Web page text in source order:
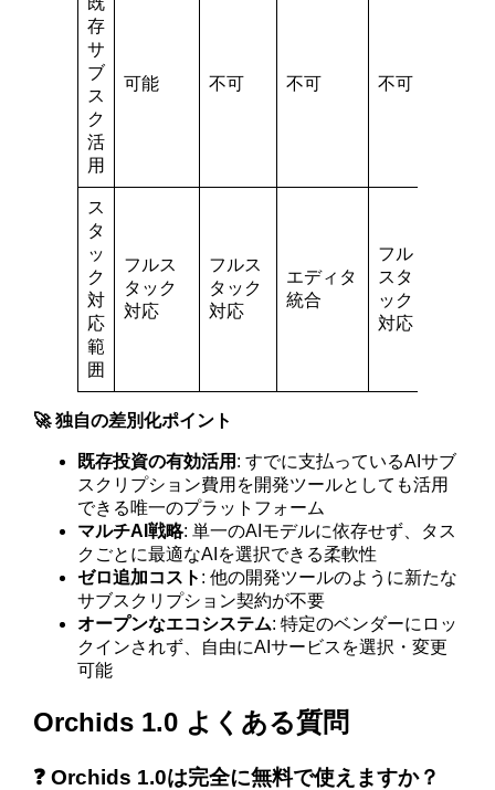
存
サ
ブ
ス
ク
活
用
可能 不可 不可 不可
ス
タ
ッ
ク
対
応
範
囲
フルス
タック
対応
フルス
タック
対応
エディタ
統合
フル
スタ
ック
対応
🚀 独自の差別化ポイント
既存投資の有効活用 : すでに支払っているAIサブ
スクリプション費用を開発ツールとしても活用
できる唯一のプラットフォーム
マルチAI戦略: 単一のAIモデルに依存せず、タス
クごとに最適なAIを選択できる柔軟性
ゼロ追加コスト : 他の開発ツールのように新たな
サブスクリプション契約が不要
オープンなエコシステム: 特定のベンダーにロッ
クインされず、自由にAIサービスを選択・変更
可能
Orchids 1.0 よくある質問
❓ Orchids 1.0は完全に無料で使えますか？